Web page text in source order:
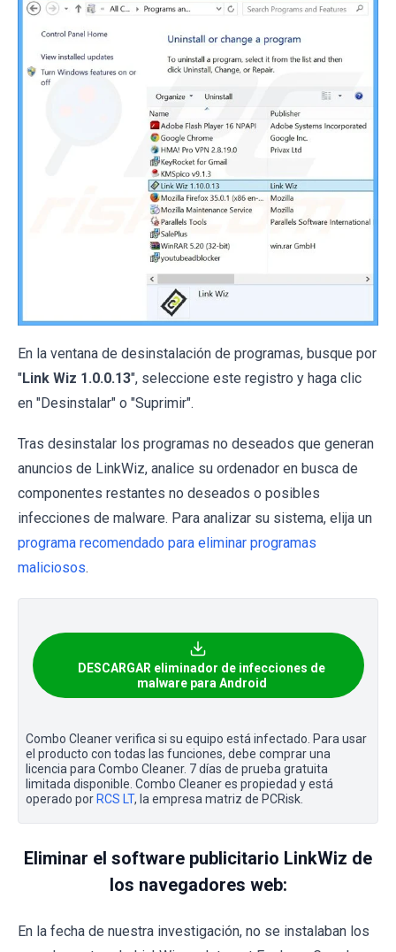
En la ventana de desinstalación de programas, busque por
"Link Wiz 1.0.0.13", seleccione este registro y haga clic
en "Desinstalar" o "Suprimir".
Tras desinstalar los programas no deseados que generan
anuncios de LinkWiz, analice su ordenador en busca de
componentes restantes no deseados o posibles
infecciones de malware. Para analizar su sistema, elija un
programa recomendado para eliminar programas
maliciosos.
DESCARGAR eliminador de infecciones de
malware para Android
Combo Cleaner verifica si su equipo está infectado. Para usar
el producto con todas las funciones, debe comprar una
licencia para Combo Cleaner. 7 días de prueba gratuita
limitada disponible. Combo Cleaner es propiedad y está
operado por RCS LT, la empresa matriz de PCRisk.
Eliminar el software publicitario LinkWiz de
los navegadores web:
En la fecha de nuestra investigación, no se instalaban los